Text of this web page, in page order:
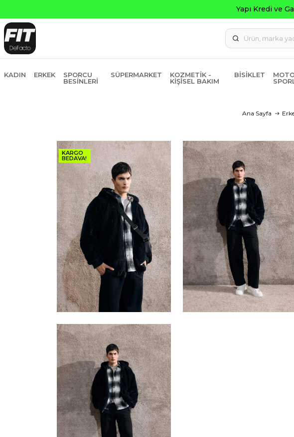
KADIN ERKEK
SPORCU
BESINLERI
SÜPERMARKET
KOZMETIK -
KIŞISEL BAKIM
BISIKLET
Ana Sayfa
KARGO
BEDAVA!